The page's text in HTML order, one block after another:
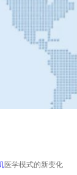
医学模式的新变化